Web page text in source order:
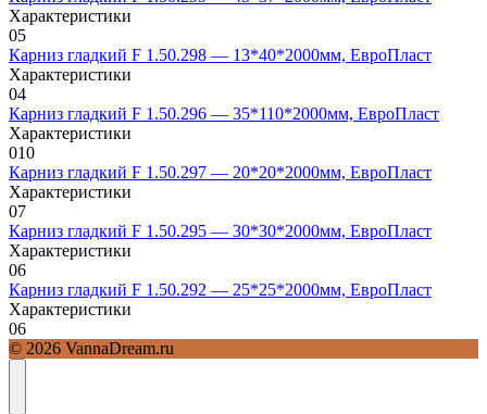
Характеристики
05
Карниз гладкий F 1.50.298 — 13*40*2000мм, ЕвроПласт
Характеристики
04
Карниз гладкий F 1.50.296 — 35*110*2000мм, ЕвроПласт
Характеристики
010
Карниз гладкий F 1.50.297 — 20*20*2000мм, ЕвроПласт
Характеристики
07
Карниз гладкий F 1.50.295 — 30*30*2000мм, ЕвроПласт
Характеристики
06
Карниз гладкий F 1.50.292 — 25*25*2000мм, ЕвроПласт
Характеристики
06
© 2026 VannaDream.ru